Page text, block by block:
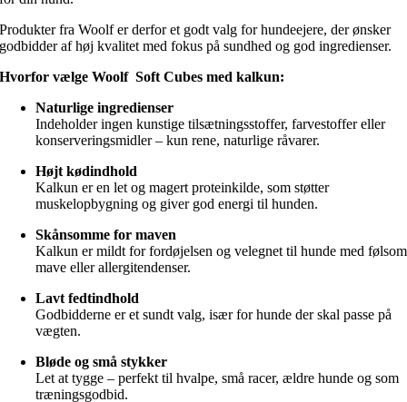
Produkter fra Woolf er derfor et godt valg for hundeejere, der ønsker
godbidder af høj kvalitet med fokus på sundhed og god ingredienser.
Hvorfor vælge Woolf Soft Cubes med kalkun:
Naturlige ingredienser
Indeholder ingen kunstige tilsætningsstoffer, farvestoffer eller
konserveringsmidler – kun rene, naturlige råvarer.
Højt kødindhold
Kalkun er en let og magert proteinkilde, som støtter
muskelopbygning og giver god energi til hunden.
Skånsomme for maven
Kalkun er mildt for fordøjelsen og velegnet til hunde med følsom
mave eller allergitendenser.
Lavt fedtindhold
Godbidderne er et sundt valg, især for hunde der skal passe på
vægten.
Bløde og små stykker
Let at tygge – perfekt til hvalpe, små racer, ældre hunde og som
træningsgodbid.